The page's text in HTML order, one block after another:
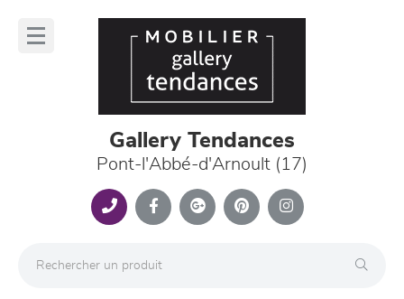
Gallery Tendances
Pont-l'Abbé-d'Arnoult (17)